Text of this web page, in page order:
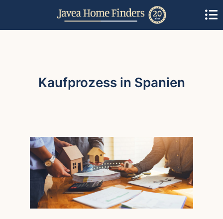
Kaufprozess in Spanien